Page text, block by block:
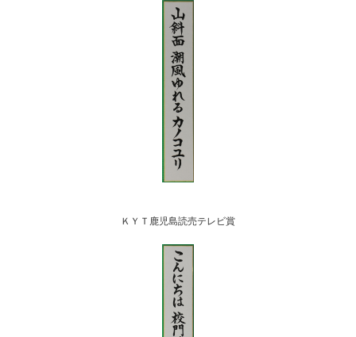
ＫＹＴ鹿児島読売テレビ賞